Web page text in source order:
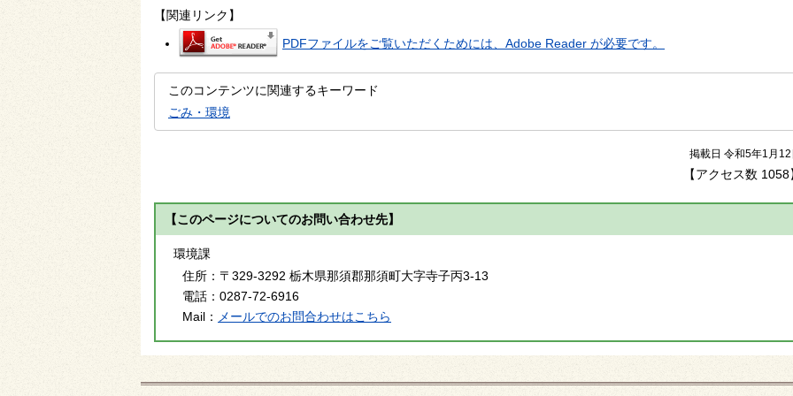
【関連リンク】
PDFファイルをご覧いただくためには、Adobe Reader が必要です。
このコンテンツに関連するキーワード
ごみ・環境
掲載日 令和5年1月
【アクセス数 1058
【このページについてのお問い合わせ先】
環境課
住所： 〒329-3292 栃木県那須郡那須町大字寺子丙3-13
電話： 0287-72-6916
Mail： メールでのお問合わせはこちら